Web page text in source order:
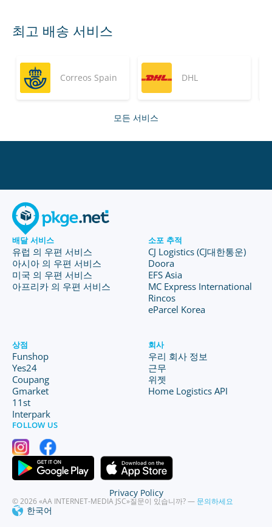
최고 배송 서비스
Correos Spain DHL
모든 서비스
배달 서비스
유럽 의 우편 서비스
아시아 의 우편 서비스
미국 의 우편 서비스
아프리카 의 우편 서비스
소포 추적
CJ Logistics (CJ대한통운)
Doora
EFS Asia
MC Express International
Rincos
eParcel Korea
상점
Funshop
Yes24
Coupang
Gmarket
11st
Interpark
회사
우리 회사 정보
근무
위젯
Home Logistics API
FOLLOW US
© 2026 «AA INTERNET-MEDIA JSC»질문이 있습니까? — 문의하세요
한국어
Privacy Policy